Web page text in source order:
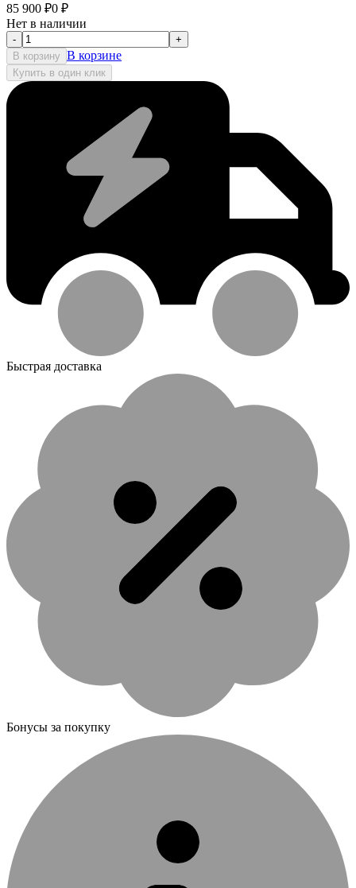
85 900 ₽0 ₽
Нет в наличии
-
+
В корзину В корзине
Купить в один клик
Быстрая доставка
Бонусы за покупку